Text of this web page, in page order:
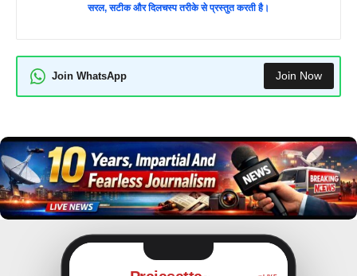
सरल, सटीक और दिलचस्प तरीके से प्रस्तुत करती है।
Join WhatsApp Join Now